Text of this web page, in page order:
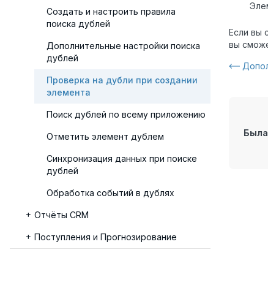
Создать и настроить правила
поиска дублей
Дополнительные настройки поиска
дублей
Проверка на дубли при создании
элемента
Поиск дублей по всему приложению
Отметить элемент дублем
Синхронизация данных при поиске
дублей
Обработка событий в дублях
Отчёты CRM
Поступления и Прогнозирование
Если вы
вы
Была